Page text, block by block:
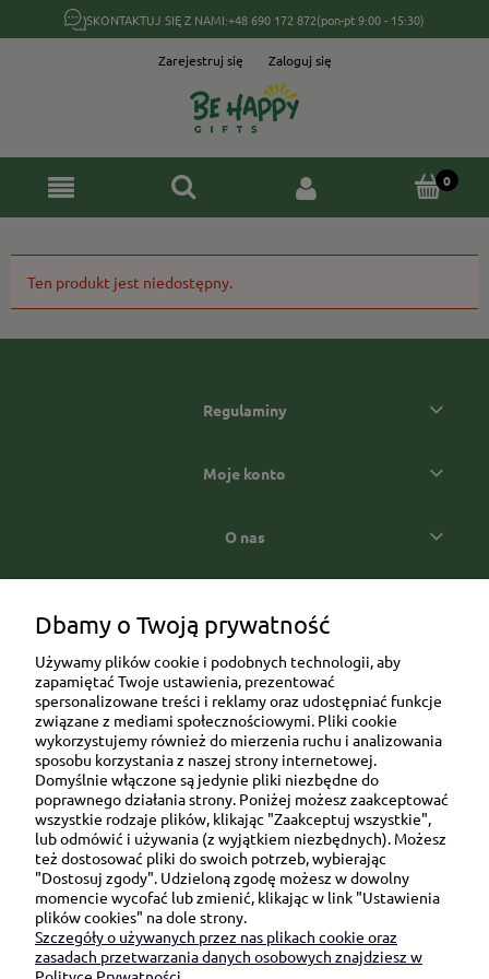
SKONTAKTUJ SIĘ Z NAMI:+48 690 172 872(pon-pt 9:00 - 15:30)
Zarejestruj się Zaloguj się
Ten produkt jest niedostępny.
Regulaminy
Moje konto
O nas
Ul. Brukowa 6/8 lok. 57/58
91-341 Łódź
NIP: 6751510615
SKONTAKTUJ SIĘ Z NAMI:
sklep@be-happygifts.com
+48 690 172 872
Dbamy o Twoją prywatność
Używamy plików cookie i podobnych technologii, aby
zapamiętać Twoje ustawienia, prezentować
spersonalizowane treści i reklamy oraz udostępniać funkcje
związane z mediami społecznościowymi. Pliki cookie
wykorzystujemy również do mierzenia ruchu i analizowania
sposobu korzystania z naszej strony internetowej.
Domyślnie włączone są jedynie pliki niezbędne do
poprawnego działania strony. Poniżej możesz zaakceptować
wszystkie rodzaje plików, klikając "Zaakceptuj wszystkie",
lub odmówić i używania (z wyjątkiem niezbędnych). Możesz
też dostosować pliki do swoich potrzeb, wybierając
"Dostosuj zgody". Udzieloną zgodę możesz w dowolny
momencie wycofać lub zmienić, klikając w link "Ustawienia
plików cookies" na dole strony.
Szczegóły o używanych przez nas plikach cookie oraz
zasadach przetwarzania danych osobowych znajdziesz w